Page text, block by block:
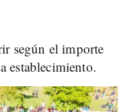
según el importe
establecimiento.